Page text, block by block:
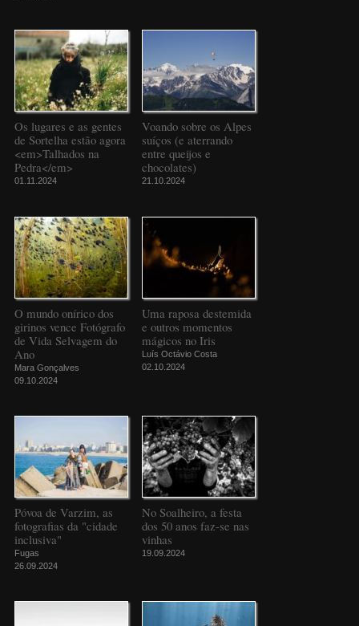
Os lugares e as gentes
de Sortelha estão agora
<em>Talhados na
Pedra</em>
01.11.2024
Voando sobre os Alpes
suíços (e aterrando
entre queijos e
chocolates)
21.10.2024
O mundo onírico dos
girinos vence Fotógrafo
de Vida Selvagem do
Ano
Mara Gonçalves
09.10.2024
Uma raposa destemida
e outros momentos
mágicos no Iris
Luís Octávio Costa
02.10.2024
Póvoa de Varzim, as
fotografias da "cidade
inclusiva"
Fugas
26.09.2024
No Soalheiro, a festa
dos 50 anos faz-se nas
vinhas
19.09.2024